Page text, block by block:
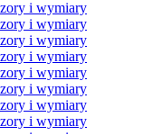
i wymiary
i wymiary
i wymiary
i wymiary
i wymiary
i wymiary
i wymiary
i wymiary